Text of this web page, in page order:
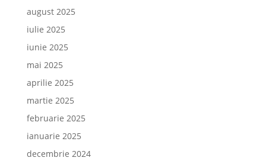
august 2025
iulie 2025
iunie 2025
mai 2025
aprilie 2025
martie 2025
februarie 2025
ianuarie 2025
decembrie 2024